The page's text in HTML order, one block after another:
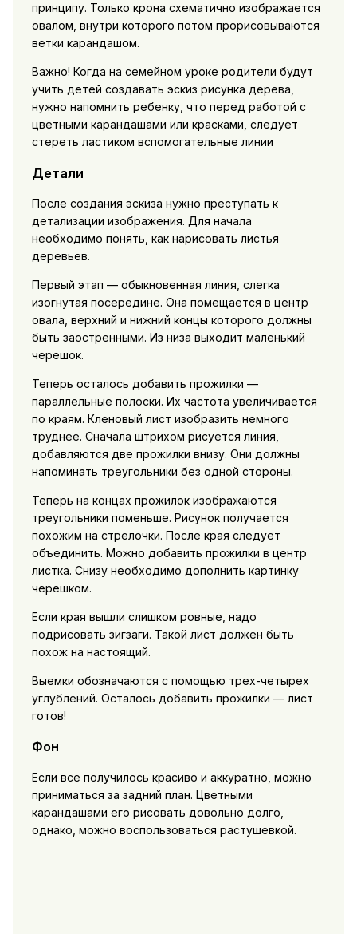
принципу. Только крона схематично изображается
овалом, внутри которого потом прорисовываются
ветки карандашом.
Важно! Когда на семейном уроке родители будут
учить детей создавать эскиз рисунка дерева,
нужно напомнить ребенку, что перед работой с
цветными карандашами или красками, следует
стереть ластиком вспомогательные линии
Детали
После создания эскиза нужно преступать к
детализации изображения. Для начала
необходимо понять, как нарисовать листья
деревьев.
Первый этап — обыкновенная линия, слегка
изогнутая посередине. Она помещается в центр
овала, верхний и нижний концы которого должны
быть заостренными. Из низа выходит маленький
черешок.
Теперь осталось добавить прожилки —
параллельные полоски. Их частота увеличивается
по краям. Кленовый лист изобразить немного
труднее. Сначала штрихом рисуется линия,
добавляются две прожилки внизу. Они должны
напоминать треугольники без одной стороны.
Теперь на концах прожилок изображаются
треугольники поменьше. Рисунок получается
похожим на стрелочки. После края следует
объединить. Можно добавить прожилки в центр
листка. Снизу необходимо дополнить картинку
черешком.
Если края вышли слишком ровные, надо
подрисовать зигзаги. Такой лист должен быть
похож на настоящий.
Выемки обозначаются с помощью трех-четырех
углублений. Осталось добавить прожилки — лист
готов!
Фон
Если все получилось красиво и аккуратно, можно
приниматься за задний план. Цветными
карандашами его рисовать довольно долго,
однако, можно воспользоваться растушевкой.